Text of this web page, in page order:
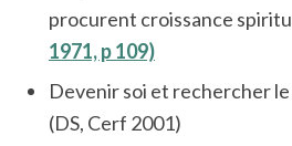
procurent croissance
1971, p 109)
Devenir soi et rechercher le
(DS, Cerf 2001)